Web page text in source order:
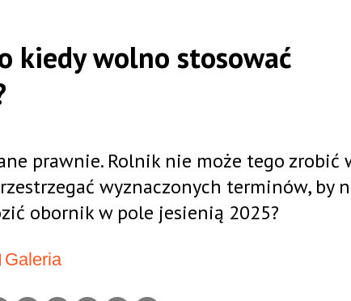
kiedy wolno stosować
prawnie. Rolnik nie może tego zrobić
wyznaczonych terminów, by
obornik w pole jesienią 2025?
Galeria